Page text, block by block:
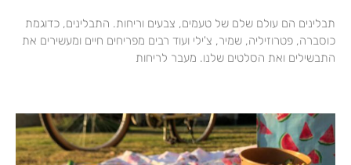
תבלינים הם עולם שלם של טעמים, צבעים וריחות. התבלינים, כדוגמת
כוסברה, פטרוזיליה, שמיר, צ'ילי ועוד רבים מפריחים חיים ומעשירים את
התבשילים ואת הסלטים שלנו. מעבר לריחות